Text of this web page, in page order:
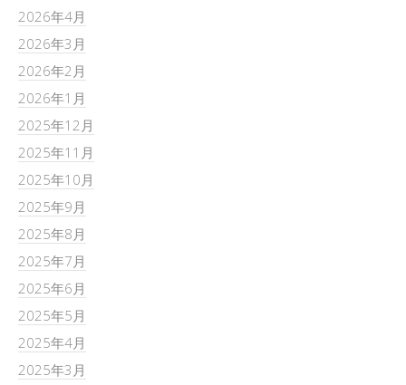
2026年4月
2026年3月
2026年2月
2026年1月
2025年12月
2025年11月
2025年10月
2025年9月
2025年8月
2025年7月
2025年6月
2025年5月
2025年4月
2025年3月